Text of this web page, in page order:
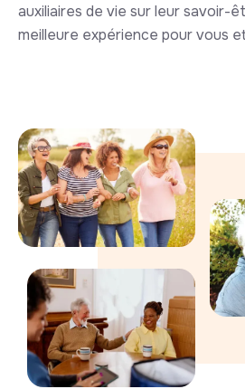
auxiliaires de vie sur leur savoir-
meilleure expérience pour vous